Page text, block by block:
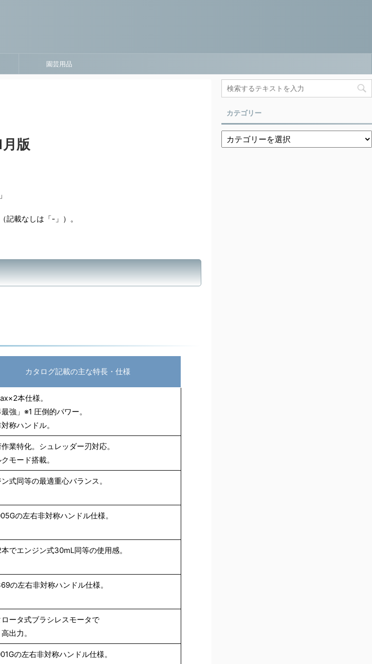
園芸用品
版
記載なしは「-」）。
カタログ記載の主な特長・仕様
本仕様。
最強」※1 圧倒的パワー。
称ハンドル。
業特化。シュレッダー刃対応。
モード搭載。
式同等の最適重心バランス。
の左右非対称ハンドル仕様。
でエンジン式30mL同等の使用感。
の左右非対称ハンドル仕様。
ータ式ブラシレスモータで
出力。
の左右非対称ハンドル仕様。
カテゴリー